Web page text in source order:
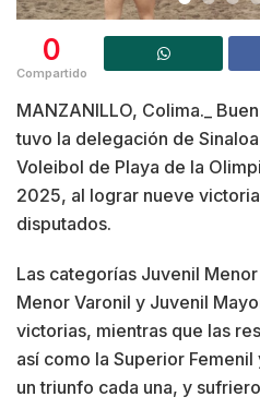
0
Compartido
MANZANILLO, Colima._
tuvo la delegación de
Voleibol de Playa de la
2025, al lograr nueve
disputados.
Las categorías Juvenil
Menor Varonil y Juvenil
victorias, mientras que las
así como la Superior
un triunfo cada una, y